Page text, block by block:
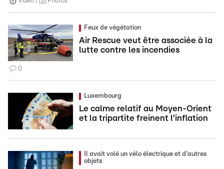
Feux de végétation
Air Rescue veut être associée à la
lutte contre les incendies
0
Luxembourg
Le calme relatif au Moyen-Orient
et la tripartite freinent l’inflation
Il avait volé un vélo électrique et d'autres
objets